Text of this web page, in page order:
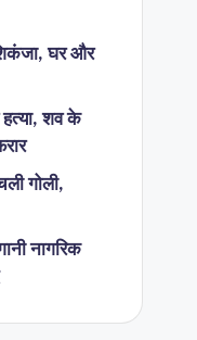
घर और
शव के
गोली,
नागरिक